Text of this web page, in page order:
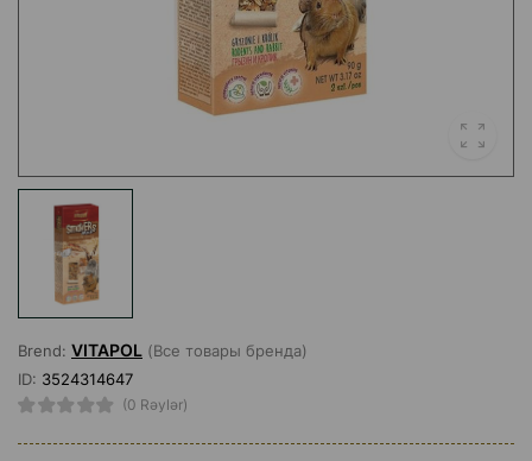
Brend: VITAPOL (Все товары бренда)
ID: 3524314647
(0 Rəylər)